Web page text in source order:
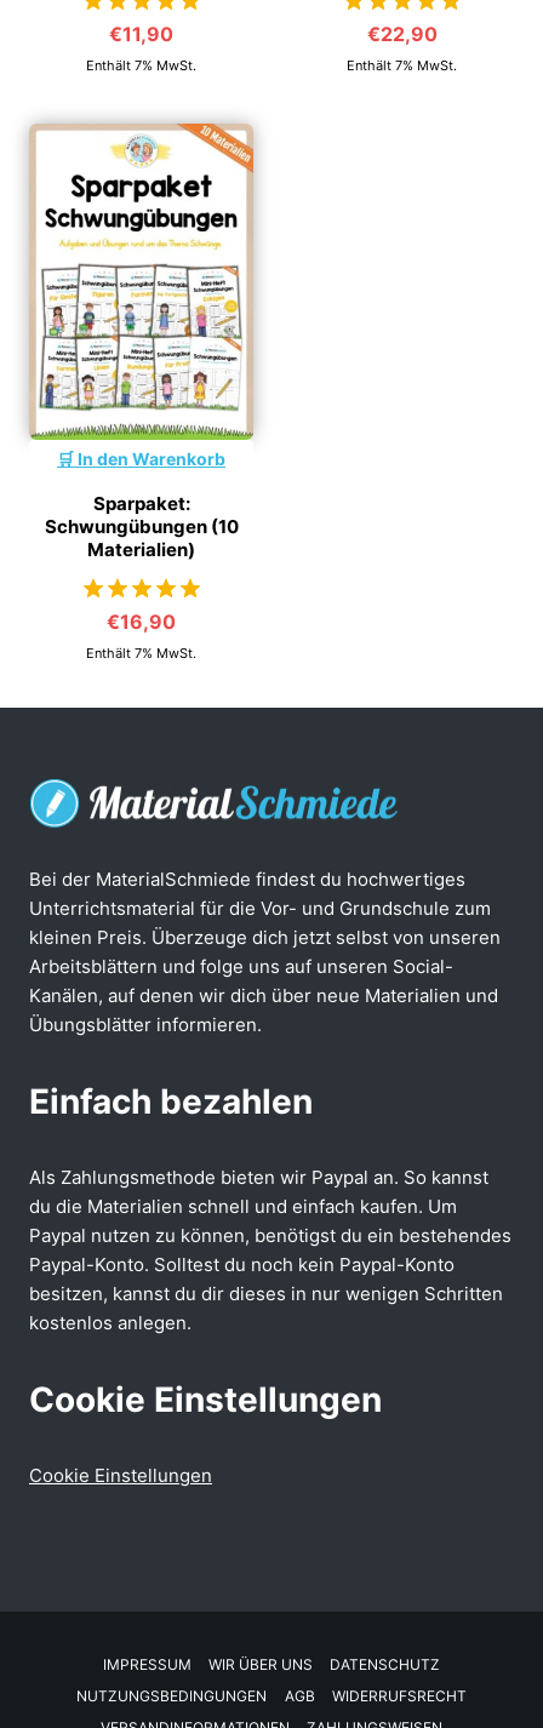
von 5
€11,90
Enthält 7% MwSt.
von 5
€22,90
Enthält 7% MwSt.
In den Warenkorb
Sparpaket:
Schwungübungen (10
Materialien)
von 5
€16,90
Enthält 7% MwSt.
Bei der MaterialSchmiede findest du hochwertiges
Unterrichtsmaterial für die Vor- und Grundschule zum
kleinen Preis. Überzeuge dich jetzt selbst von unseren
Arbeitsblättern und folge uns auf unseren Social-
Kanälen, auf denen wir dich über neue Materialien und
Übungsblätter informieren.
Einfach bezahlen
Als Zahlungsmethode bieten wir Paypal an. So kannst
du die Materialien schnell und einfach kaufen. Um
Paypal nutzen zu können, benötigst du ein bestehendes
Paypal-Konto. Solltest du noch kein Paypal-Konto
besitzen, kannst du dir dieses in nur wenigen Schritten
kostenlos anlegen.
Cookie Einstellungen
Cookie Einstellungen
IMPRESSUM WIR ÜBER UNS
DATENSCHUTZ
NUTZUNGSBEDINGUNGEN
AGB
WIDERRUFSRECHT